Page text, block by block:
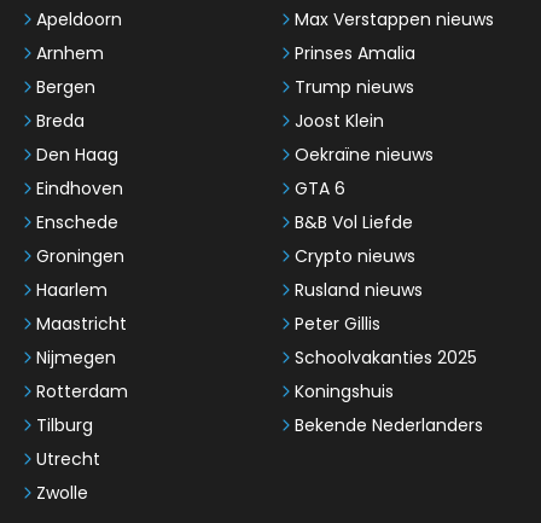
Apeldoorn
Arnhem
Bergen
Breda
Den Haag
Eindhoven
Enschede
Groningen
Haarlem
Maastricht
Nijmegen
Rotterdam
Tilburg
Utrecht
Zwolle
Max Verstappen nieuws
Prinses Amalia
Trump nieuws
Joost Klein
Oekraïne nieuws
GTA 6
B&B Vol Liefde
Crypto nieuws
Rusland nieuws
Peter Gillis
Schoolvakanties 2025
Koningshuis
Bekende Nederlanders